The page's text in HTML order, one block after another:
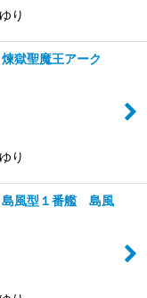
り
獄聖魔王アーク
り
風型１番艦 島風